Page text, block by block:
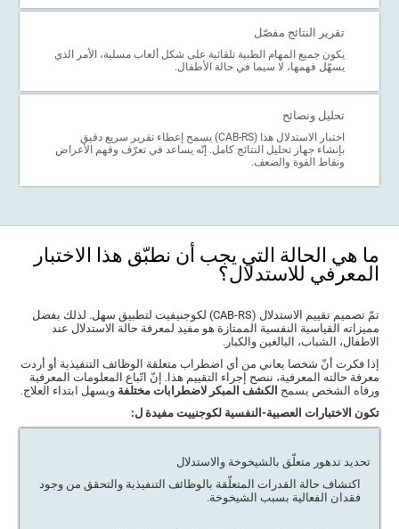
تقرير النتائج مفصّل
يكون جميع المهام الطبية تلقائية على شكل ألعاب مسلية، الأمر الذي
يسهّل فهمها، لا سيما في حالة الأطفال.
تحليل ونصائح
اختبار الاستدلال هذا (CAB-RS) يسمح إعطاء تقرير سريع دقيق
بإنشاء جهاز تحليل النتائج كامل. إنّه يساعد في تعرّف وفهم الأعراض
ونقاط القوة والضعف.
ما هي الحالة التي يجب أن نطبّق هذا الاختبار
المعرفي للاستدلال؟
تمّ تصميم تقييم الاستدلال (CAB-RS) لكوجنيفيت لتطبيق سهل. لذلك بفضل
مميزاته القياسية النفسية الممتازة هو مفيد لمعرفة حالة الاستدلال عند
الاطفال، الشباب، البالغين والكبار.
إذا فكرت أنّ شخصا يعاني من أي اضطراب متعلقة الوظائف التنفيذية أو أردت
معرفة حالته المعرفية، ننصح إجراء التقييم هذا. إنّ اتّباع المعلومات المعرفية
ورفاه الشخص يسمح الكشف المبكر لاضطرابات مختلفة ويسهل ابتداء العلاج.
تكون الاختبارات العصبية-النفسية لكوجنييت مفيدة ل:
تحديد تدهور متعلّق بالشيخوخة والاستدلال
اكتشاف حالة القدرات المتعلّقة بالوظائف التنفيذية والتحقق من وجود
فقدان الفعالية بسبب الشيخوخة.